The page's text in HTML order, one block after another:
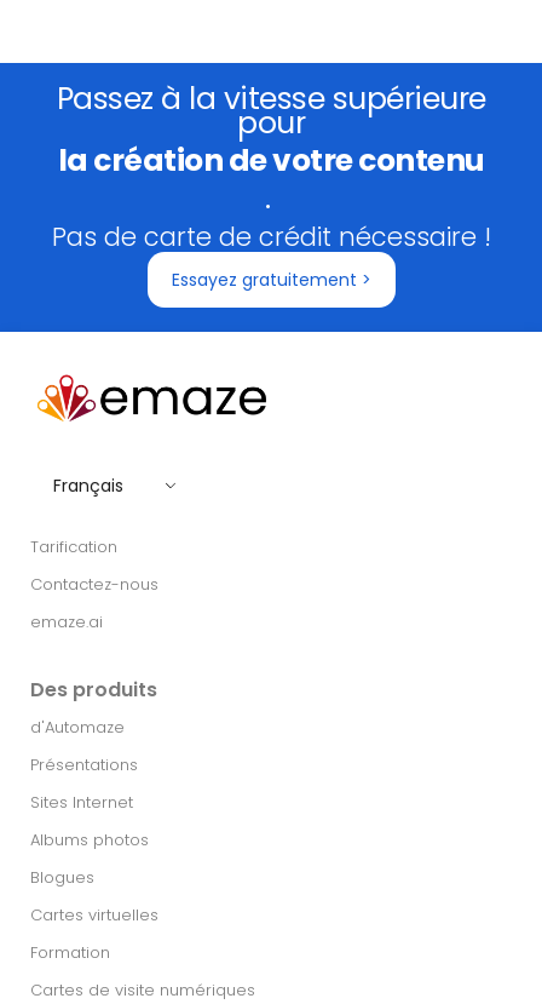
Passez à la vitesse supérieure
pour
la création de votre contenu
.
Pas de carte de crédit nécessaire !
Essayez gratuitement >
Français
Tarification
Contactez-nous
emaze.ai
Des produits
d'Automaze
Présentations
Sites Internet
Albums photos
Blogues
Cartes virtuelles
Formation
Cartes de visite numériques